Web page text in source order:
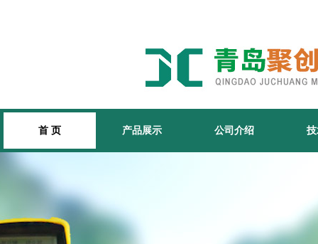
首 页 产品展示 公司介绍